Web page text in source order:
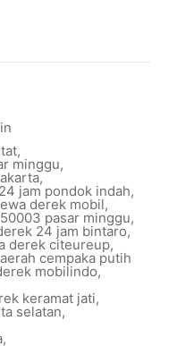
,
minggu,
,
jam pondok indah,
derek mobil,
pasar minggu,
24 jam bintaro,
derek citeureup,
cempaka putih
mobilindo,
keramat jati,
selatan,
,